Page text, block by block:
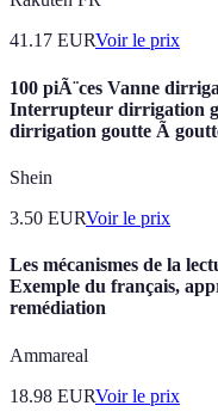
41.17 EURVoir le prix
100 piÃ¨ces Vanne
Interrupteur dirrigation
dirrigation goutte Ã
Shein
3.50 EURVoir le prix
Les mécanismes de la
Exemple du français,
remédiation
Ammareal
18.98 EURVoir le prix